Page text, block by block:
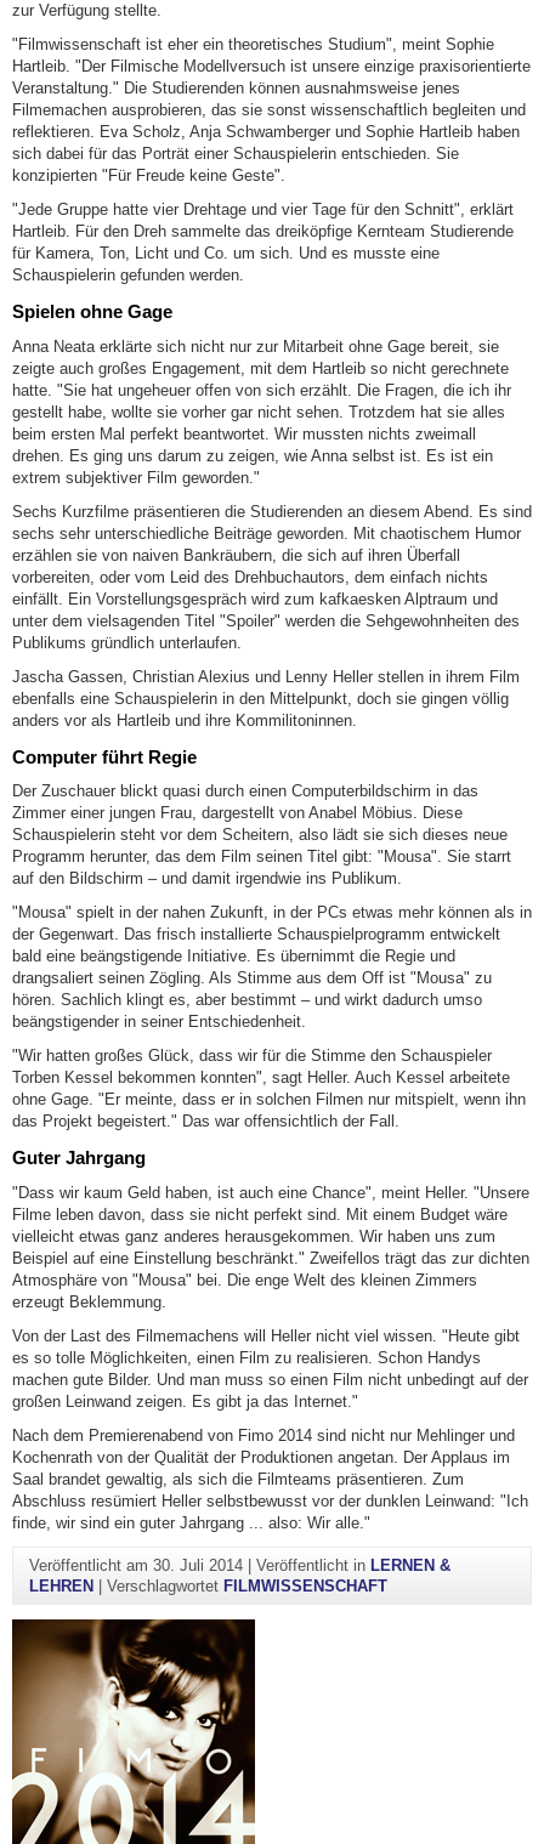
zur Verfügung stellte.
"Filmwissenschaft ist eher ein theoretisches Studium", meint Sophie
Hartleib. "Der Filmische Modellversuch ist unsere einzige praxisorientierte
Veranstaltung." Die Studierenden können ausnahmsweise jenes
Filmemachen ausprobieren, das sie sonst wissenschaftlich begleiten und
reflektieren. Eva Scholz, Anja Schwamberger und Sophie Hartleib haben
sich dabei für das Porträt einer Schauspielerin entschieden. Sie
konzipierten "Für Freude keine Geste".
"Jede Gruppe hatte vier Drehtage und vier Tage für den Schnitt", erklärt
Hartleib. Für den Dreh sammelte das dreiköpfige Kernteam Studierende
für Kamera, Ton, Licht und Co. um sich. Und es musste eine
Schauspielerin gefunden werden.
Spielen ohne Gage
Anna Neata erklärte sich nicht nur zur Mitarbeit ohne Gage bereit, sie
zeigte auch großes Engagement, mit dem Hartleib so nicht gerechnete
hatte. "Sie hat ungeheuer offen von sich erzählt. Die Fragen, die ich ihr
gestellt habe, wollte sie vorher gar nicht sehen. Trotzdem hat sie alles
beim ersten Mal perfekt beantwortet. Wir mussten nichts zweimall
drehen. Es ging uns darum zu zeigen, wie Anna selbst ist. Es ist ein
extrem subjektiver Film geworden."
Sechs Kurzfilme präsentieren die Studierenden an diesem Abend. Es sind
sechs sehr unterschiedliche Beiträge geworden. Mit chaotischem Humor
erzählen sie von naiven Bankräubern, die sich auf ihren Überfall
vorbereiten, oder vom Leid des Drehbuchautors, dem einfach nichts
einfällt. Ein Vorstellungsgespräch wird zum kafkaesken Alptraum und
unter dem vielsagenden Titel "Spoiler" werden die Sehgewohnheiten des
Publikums gründlich unterlaufen.
Jascha Gassen, Christian Alexius und Lenny Heller stellen in ihrem Film
ebenfalls eine Schauspielerin in den Mittelpunkt, doch sie gingen völlig
anders vor als Hartleib und ihre Kommilitoninnen.
Computer führt Regie
Der Zuschauer blickt quasi durch einen Computerbildschirm in das
Zimmer einer jungen Frau, dargestellt von Anabel Möbius. Diese
Schauspielerin steht vor dem Scheitern, also lädt sie sich dieses neue
Programm herunter, das dem Film seinen Titel gibt: "Mousa". Sie starrt
auf den Bildschirm – und damit irgendwie ins Publikum.
"Mousa" spielt in der nahen Zukunft, in der PCs etwas mehr können als in
der Gegenwart. Das frisch installierte Schauspielprogramm entwickelt
bald eine beängstigende Initiative. Es übernimmt die Regie und
drangsaliert seinen Zögling. Als Stimme aus dem Off ist "Mousa" zu
hören. Sachlich klingt es, aber bestimmt – und wirkt dadurch umso
beängstigender in seiner Entschiedenheit.
"Wir hatten großes Glück, dass wir für die Stimme den Schauspieler
Torben Kessel bekommen konnten", sagt Heller. Auch Kessel arbeitete
ohne Gage. "Er meinte, dass er in solchen Filmen nur mitspielt, wenn ihn
das Projekt begeistert." Das war offensichtlich der Fall.
Guter Jahrgang
"Dass wir kaum Geld haben, ist auch eine Chance", meint Heller. "Unsere
Filme leben davon, dass sie nicht perfekt sind. Mit einem Budget wäre
vielleicht etwas ganz anderes herausgekommen. Wir haben uns zum
Beispiel auf eine Einstellung beschränkt." Zweifellos trägt das zur dichten
Atmosphäre von "Mousa" bei. Die enge Welt des kleinen Zimmers
erzeugt Beklemmung.
Von der Last des Filmemachens will Heller nicht viel wissen. "Heute gibt
es so tolle Möglichkeiten, einen Film zu realisieren. Schon Handys
machen gute Bilder. Und man muss so einen Film nicht unbedingt auf der
großen Leinwand zeigen. Es gibt ja das Internet."
Nach dem Premierenabend von Fimo 2014 sind nicht nur Mehlinger und
Kochenrath von der Qualität der Produktionen angetan. Der Applaus im
Saal brandet gewaltig, als sich die Filmteams präsentieren. Zum
Abschluss resümiert Heller selbstbewusst vor der dunklen Leinwand: "Ich
finde, wir sind ein guter Jahrgang ... also: Wir alle."
Veröffentlicht am 30. Juli 2014| Veröffentlicht in LERNEN &
LEHREN
Verschlagwortet FILMWISSENSCHAFT